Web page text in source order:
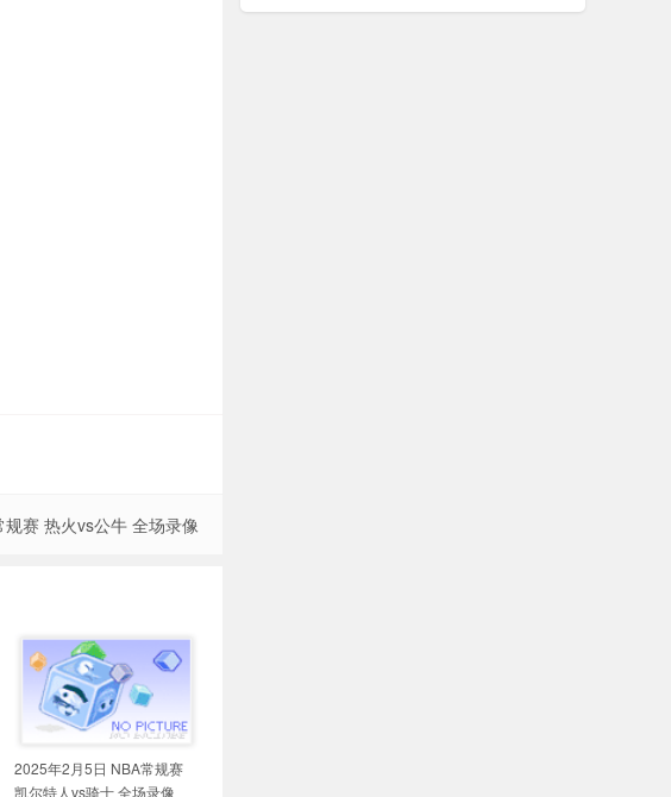
赛 热火vs公牛 全场录像
2025年2月5日 NBA常规赛
凯尔特人vs骑士 全场录像